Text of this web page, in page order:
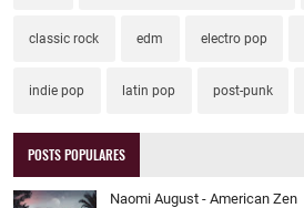
classic rock edm electro pop
indie pop latin pop post-punk
POSTS POPULARES
Naomi August - American Zen